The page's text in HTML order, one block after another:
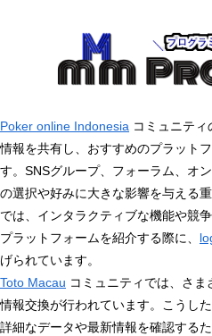
Poker online Indonesia コミュニテ
情報を共有し、おすすめのプラット
す。SNSグループ、フォーラム、オ
の選択や好みに大きな影響を与える
では、インタラクティブな機能や競
プラットフォームを紹介する際に、
げられています。
Toto Macau コミュニティでは、さ
情報交換が行われています。こうした
詳細なデータや最新情報を確認する